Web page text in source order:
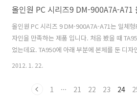
올인원 PC 시리즈 9 DM-900A7A-A71는 일체형
자인을 만족하는 제품 입니다. 처음 봤을 때
었는데요. TA950에 아래 부분에 본체를 둔 디자
올인원 PC 시리즈 9는 Intel i7-2600S 프로세스
부분에서는 최고라는 느낌이 드네요. 올인원 PC
2012. 1. 22.
1 ··· 21 22 23 24